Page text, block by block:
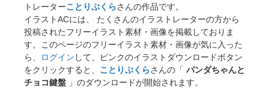
トレーターことりぷくらさんの作品です。
イラストACには、 たくさんのイラストレーターの方から
投稿されたフリーイラスト素材・画像を掲載しておりま
す。このページのフリーイラスト素材・画像が気に入った
ら、
ログイン して、ピンクのイラストダウンロードボタン
をクリックすると、 ことりぷくらさんの「 パンダちゃんと
チョコ鍵盤 」のダウンロードが開始されます。